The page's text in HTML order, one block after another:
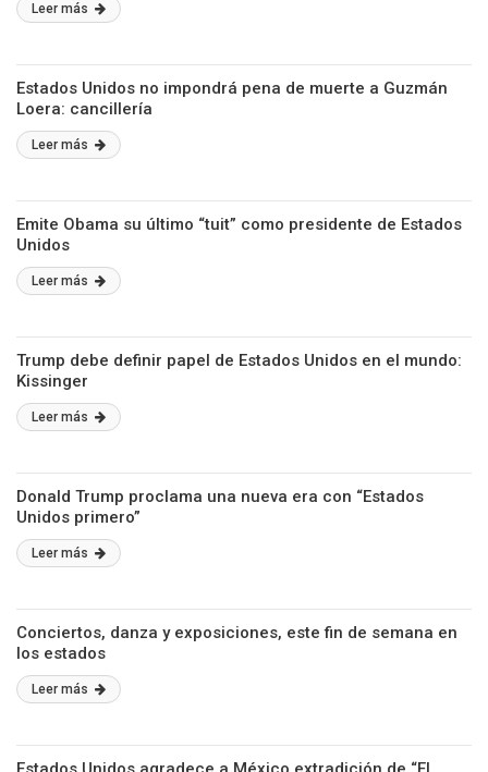
Leer más
Estados Unidos no impondrá pena de muerte a Guzmán
Loera: cancillería
Leer más
Emite Obama su último “tuit” como presidente de Estados
Unidos
Leer más
Trump debe definir papel de Estados Unidos en el mundo:
Kissinger
Leer más
Donald Trump proclama una nueva era con “Estados
Unidos primero”
Leer más
Conciertos, danza y exposiciones, este fin de semana en
los estados
Leer más